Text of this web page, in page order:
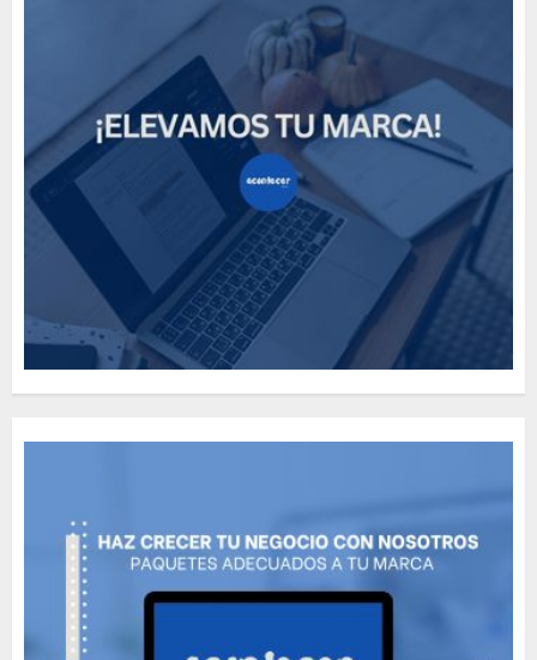
How Many of These Italian
MAYO 14, 2024 811
Need to Know About the
Classic Cars in a Retro
Movie?